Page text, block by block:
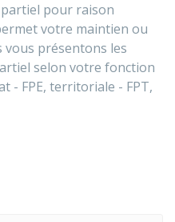
pour raison
votre maintien ou
présentons les
selon votre fonction
- FPE, territoriale - FPT,